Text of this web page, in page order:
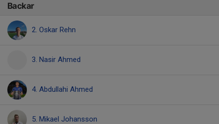
Backar
2. Oskar Rehn
3. Nasir Ahmed
4. Abdullahi Ahmed
5. Mikael Johansson